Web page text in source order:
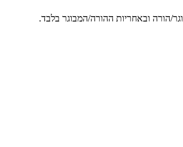
הורה ובאחריות ההורה/המבוגר בלבד.